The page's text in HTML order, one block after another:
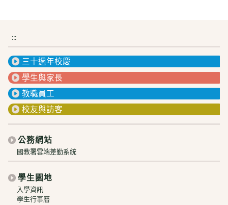
:::
三十週年校慶
學生與家長
教職員工
校友與訪客
公務網站
國教署雲端差勤系統
學生園地
入學資訊
學生行事曆